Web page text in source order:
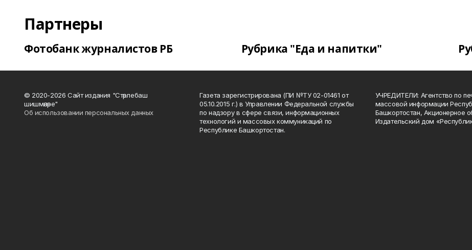
Партнеры
Фотобанк журналистов РБ Рубрика "Еда и напитки"
© 2020-2026 Сайт издания "Стәрлебаш
шишмәләре"
Об использовании персональных данных
Газета зарегистрирована (ПИ №ТУ 02-01461 от
05.10.2015 г.) в Управлении Федеральной службы
по надзору в сфере связи, информационных
технологий и массовых коммуникаций по
Республике Башкортостан.
УЧРЕДИТЕЛИ: Агентство по
массовой информации
Башкортостан, Акционерное
Издательский дом